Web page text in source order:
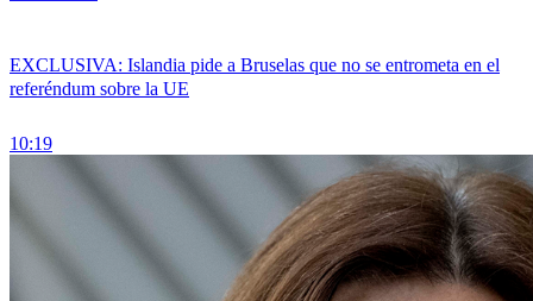
EXCLUSIVA: Islandia pide a Bruselas que no se entrometa en el
referéndum sobre la UE
10:19